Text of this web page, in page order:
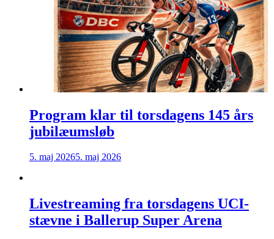
Program klar til torsdagens 145 års
jubilæumsløb
5. maj 20265. maj 2026
Livestreaming fra torsdagens UCI-
stævne i Ballerup Super Arena